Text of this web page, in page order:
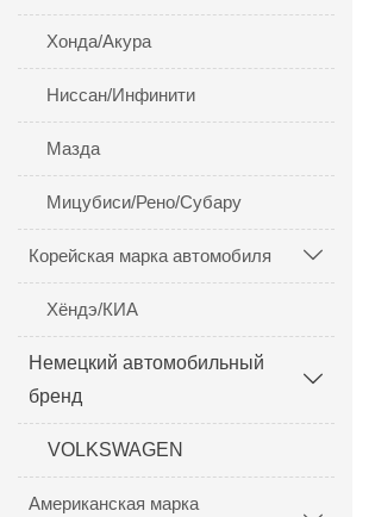
Хонда/Акура
Ниссан/Инфинити
Мазда
Мицубиси/Рено/Субару
Корейская марка автомобиля 
Хёндэ/КИА
Немецкий автомобильный
бренд

VOLKSWAGEN
Американская марка